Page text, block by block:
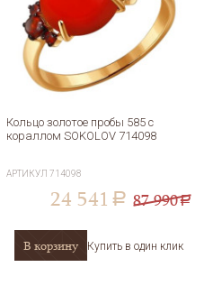
Кольцо золотое пробы 585 с
кораллом SOKOLOV 714098
АРТИКУЛ714098
24 541 a 87 990a
В корзину Купить в один клик